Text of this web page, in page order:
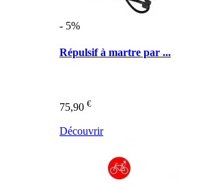
- 5%
Répulsif à martre par ...
75,90 €
Découvrir